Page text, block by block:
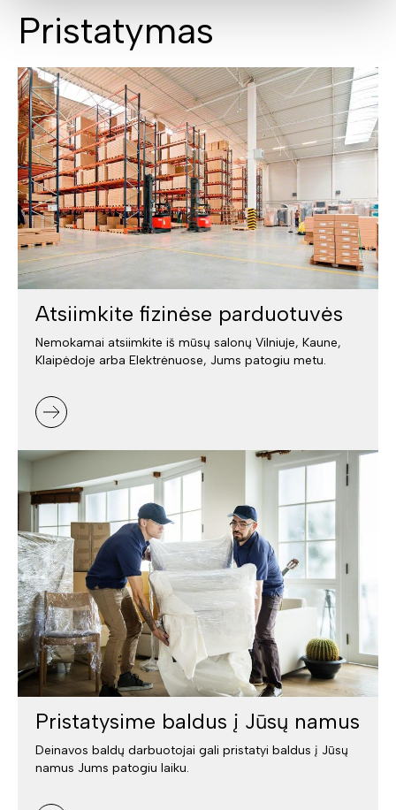
Pristatymas
Atsiimkite fizinėse parduotuvės
Nemokamai atsiimkite iš mūsų salonų Vilniuje, Kaune,
Klaipėdoje arba Elektrėnuose, Jums patogiu metu.
Pristatysime baldus į Jūsų namus
Deinavos baldų darbuotojai gali pristatyi baldus į Jūsų
namus Jums patogiu laiku.